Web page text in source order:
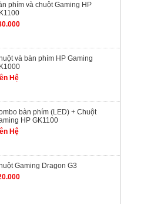
phím và chuột Gaming HP
và bàn phím HP Gaming
Hệ
bàn phím (LED) + Chuột
HP GK1100
Hệ
Gaming Dragon G3